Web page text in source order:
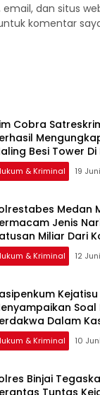
dan situs
komentar
Cobra
Besi Tower
& Kriminal 19
Medan
Jenis
Miliar Dari
& Kriminal 12
Kejatisu
Dalam
PTPN ll
& Kriminal 10
Binjai